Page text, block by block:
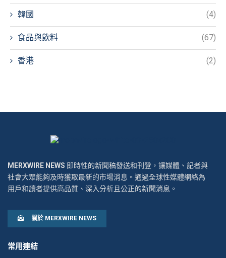
韓國 (4)
食品與飲料 (67)
香港 (2)
MERXWIRE NEWS 即時性的新聞稿發送和刊登，讓媒體、記者與
社會大眾能夠及時獲取最新的市場消息。通過全球性媒體網絡為
用戶和讀者提供高品質、深入分析且公正的新聞消息。
關於 MERXWIRE NEWS
常用連結